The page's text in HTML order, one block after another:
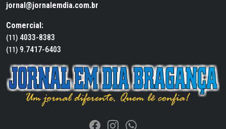
jornal@jornalemdia.com.br
Comercial:
(11) 4033-8383
(11) 9.7417-6403